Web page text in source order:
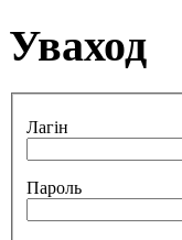
Уваход
Лагін
Пароль